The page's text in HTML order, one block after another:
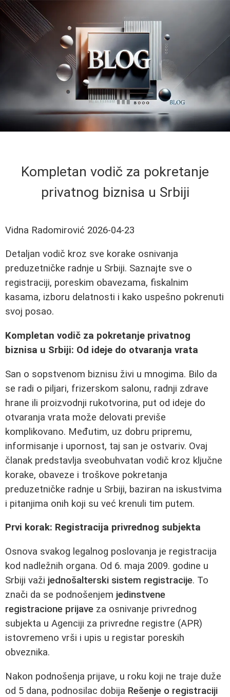
Kompletan vodič za pokretanje
privatnog biznisa u Srbiji
Vidna Radomirović 2026-04-23
Detaljan vodič kroz sve korake osnivanja
preduzetničke radnje u Srbiji. Saznajte sve o
registraciji, poreskim obavezama, fiskalnim
kasama, izboru delatnosti i kako uspešno pokrenuti
svoj posao.
Kompletan vodič za pokretanje privatnog
biznisa u Srbiji: Od ideje do otvaranja vrata
San o sopstvenom biznisu živi u mnogima. Bilo da
se radi o piljari, frizerskom salonu, radnji zdrave
hrane ili proizvodnji rukotvorina, put od ideje do
otvaranja vrata može delovati previše
komplikovano. Međutim, uz dobru pripremu,
informisanje i upornost, taj san je ostvariv. Ovaj
članak predstavlja sveobuhvatan vodič kroz ključne
korake, obaveze i troškove pokretanja
preduzetničke radnje u Srbiji, baziran na iskustvima
i pitanjima onih koji su već krenuli tim putem.
Prvi korak: Registracija privrednog subjekta
Osnova svakog legalnog poslovanja je registracija
kod nadležnih organa. Od 6. maja 2009. godine u
Srbiji važi jednošalterski sistem registracije. To
znači da se podnošenjem jedinstvene
registracione prijave za osnivanje privrednog
subjekta u Agenciji za privredne registre (APR)
istovremeno vrši i upis u registar poreskih
obveznika.
Nakon podnošenja prijave, u roku koji ne traje duže
od 5 dana, podnosilac dobija Rešenje o registraciji